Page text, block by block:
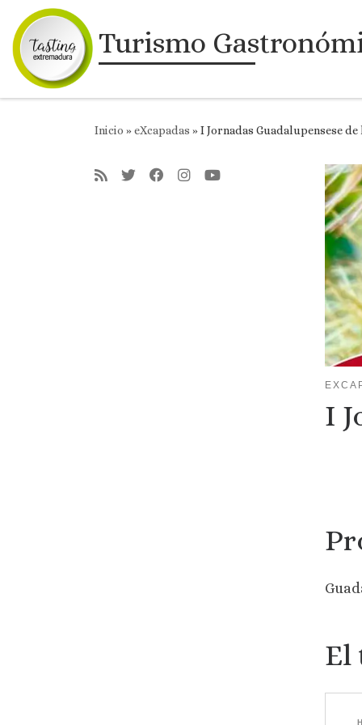
Saltar al contenido
Turismo
Inicio »eXcapadas »I Jornadas Guadalupensese de
I
El